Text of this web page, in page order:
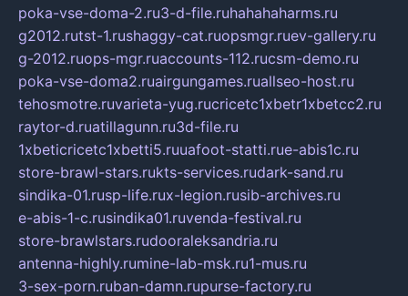
poka-vse-doma-2.ru3-d-file.ruhahahaharms.ru
g2012.rutst-1.rushaggy-cat.ruopsmgr.ruev-gallery.ru
g-2012.ruops-mgr.ruaccounts-112.rucsm-demo.ru
poka-vse-doma2.ruairgungames.ruallseo-host.ru
tehosmotre.ruvarieta-yug.rucricetc1xbetr1xbetcc2.ru
raytor-d.ruatillagunn.ru3d-file.ru
1xbeticricetc1xbetti5.ruuafoot-statti.rue-abis1c.ru
store-brawl-stars.rukts-services.rudark-sand.ru
sindika-01.rusp-life.rux-legion.rusib-archives.ru
e-abis-1-c.rusindika01.ruvenda-festival.ru
store-brawlstars.rudooraleksandria.ru
antenna-highly.rumine-lab-msk.ru1-mus.ru
3-sex-porn.ruban-damn.rupurse-factory.ru